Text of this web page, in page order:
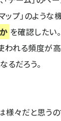
ップ」のよう
を確認したい
われる頻度が
るだろう。
様々だと思うの